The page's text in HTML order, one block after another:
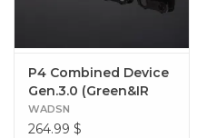
P4 Combined Device
Gen.3.0 (Green&IR
Laser) (Aluminum）
WADSN
264.99 $